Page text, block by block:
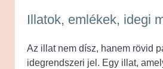
Illatok, emlékek, idegi
Az illat nem dísz, hanem rövid
idegrendszeri jel. Egy illat,